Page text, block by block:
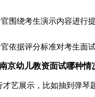
围绕考生演示内容进行
依据评分标准对考生面
京幼儿教资面试哪种情
艺展示，比如抽到弹琴